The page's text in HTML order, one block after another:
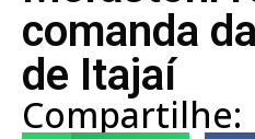
comanda
de Itajaí
Compartilhe: